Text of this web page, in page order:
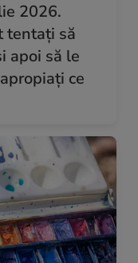
2026.
tentați să
apoi să le
ce